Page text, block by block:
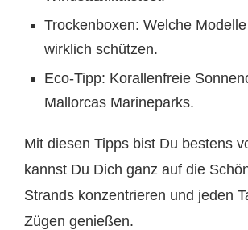
Trockenboxen: Welche
wirklich schützen.
Eco-Tipp: Korallenfreie
Mallorcas Marineparks.
Mit diesen Tipps bist Du bestens
kannst Du Dich ganz auf die
Strands konzentrieren und jeden
Zügen genießen.